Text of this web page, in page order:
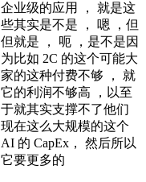
企业级的应用 ， 就是这
些其实是不是 ， 嗯 ，但
但就是 ， 呃 ，是不是因
为比如 2C 的这个可能大
家的这种付费不够 ， 就
它的利润不够高 ，以至
于就其实支撑不了他们
现在这么大规模的这个
AI 的 CapEx， 然后所以
它要更多的